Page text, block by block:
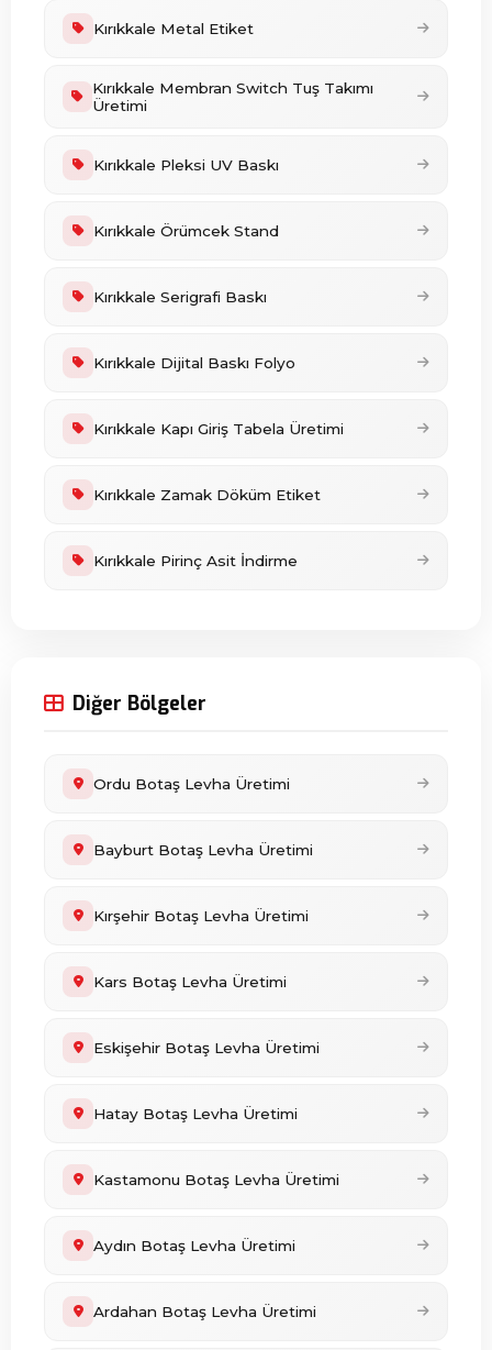
Kırıkkale Metal Etiket
Kırıkkale Membran Switch Tuş Takımı
Üretimi
Kırıkkale Pleksi UV Baskı
Kırıkkale Örümcek Stand
Kırıkkale Serigrafi Baskı
Kırıkkale Dijital Baskı Folyo
Kırıkkale Kapı Giriş Tabela Üretimi
Kırıkkale Zamak Döküm Etiket
Kırıkkale Pirinç Asit İndirme
Diğer Bölgeler
Ordu Botaş Levha Üretimi
Bayburt Botaş Levha Üretimi
Kırşehir Botaş Levha Üretimi
Kars Botaş Levha Üretimi
Eskişehir Botaş Levha Üretimi
Hatay Botaş Levha Üretimi
Kastamonu Botaş Levha Üretimi
Aydın Botaş Levha Üretimi
Ardahan Botaş Levha Üretimi